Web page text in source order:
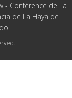
- Conférence de La
de La Haya de